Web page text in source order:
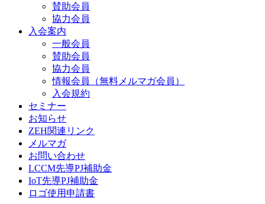
賛助会員
協力会員
入会案内
一般会員
賛助会員
協力会員
情報会員（無料メルマガ会員）
入会規約
セミナー
お知らせ
ZEH関連リンク
メルマガ
お問い合わせ
LCCM先導PJ補助金
IoT先導PJ補助金
ロゴ使用申請書